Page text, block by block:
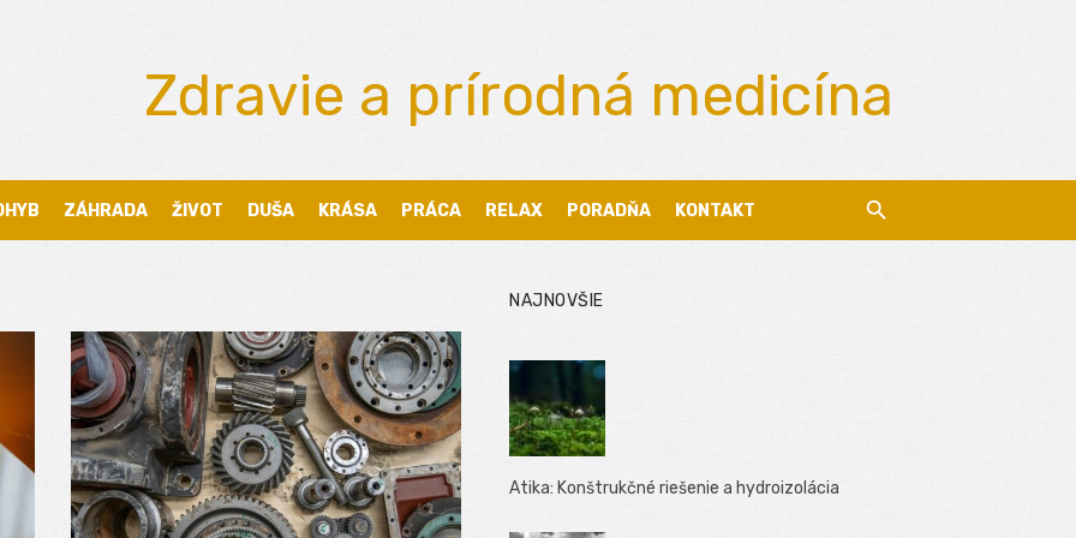
Zdravie a prírodná medicína
ZÁHRADA ŽIVOT DUŠA KRÁSA PRÁCA RELAX PORADŇA KONTAKT
NAJNOVŠIE
Atika: Konštrukčné riešenie a hydroizolácia